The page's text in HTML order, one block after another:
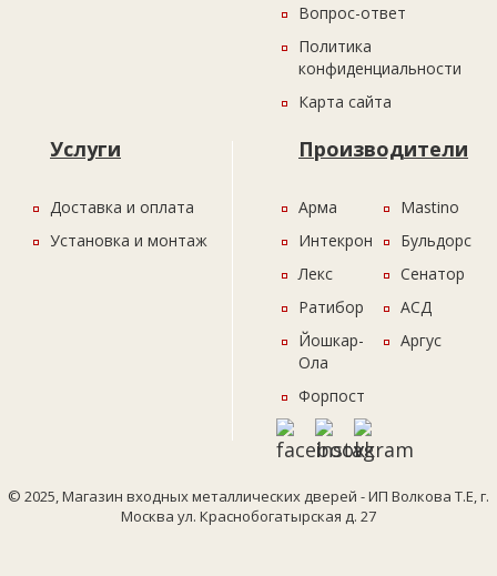
Вопрос-ответ
Политика
конфиденциальности
Карта сайта
Услуги
Доставка и оплата
Установка и монтаж
Производители
Арма
Интекрон
Лекс
Ратибор
Йошкар-
Ола
Форпост
Mastino
Бульдорс
Сенатор
АСД
Аргус
© 2025, Магазин входных металлических дверей - ИП Волкова Т.Е, г.
Москва ул. Краснобогатырская д. 27